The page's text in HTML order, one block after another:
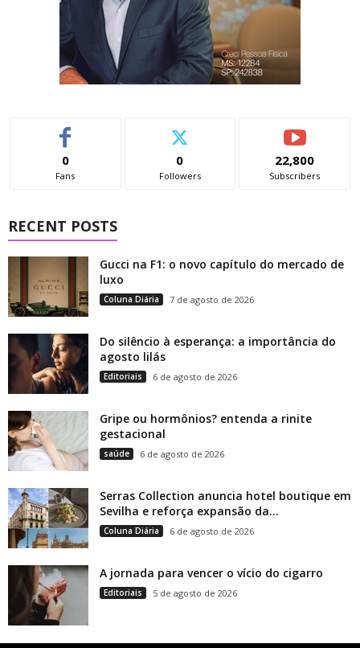
0
Fans
0
Followers
22,800
Subscribers
RECENT POSTS
Gucci na F1: o novo capítulo do mercado de
luxo
Coluna Diária 7 de agosto de 2026
Do silêncio à esperança: a importância do
agosto lilás
Editoriais 6 de agosto de 2026
Gripe ou hormônios? entenda a rinite
gestacional
saúde 6 de agosto de 2026
Serras Collection anuncia hotel boutique em
Sevilha e reforça expansão da...
Coluna Diária 6 de agosto de 2026
A jornada para vencer o vício do cigarro
Editoriais 5 de agosto de 2026